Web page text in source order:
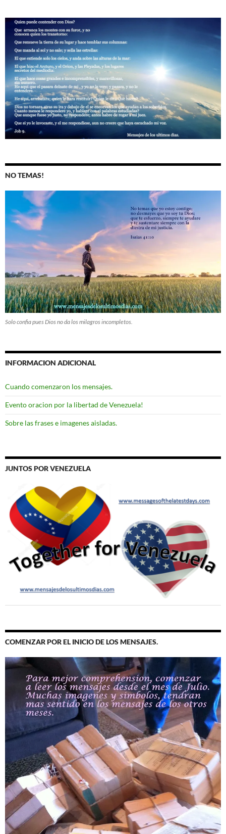
NO TEMAS!
Solo confia pues Dios no da los milagros incompletos.
INFORMACION ADICIONAL
Cuando comenzaron los mensajes.
Evento oracion por la libertad de Venezuela!
Sobre las frases e imagenes aisladas.
JUNTOS POR VENEZUELA
COMENZAR POR EL INICIO DE LOS MENSAJES.